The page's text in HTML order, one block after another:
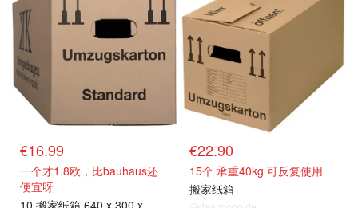
€16.99
一个才1.8欧，比bauhaus还
便宜呀
10 搬家纸箱 640 x 300 x
€22.90
15个 承重40kg 可反复使用
搬家纸箱